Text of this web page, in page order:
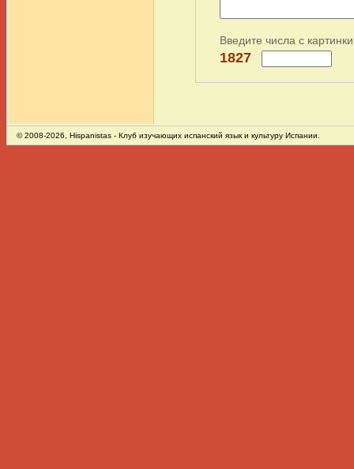
Введите числа с
1827
© 2008-2026, Hispanistas - Клуб изучающих испанский язык и культуру Испании.